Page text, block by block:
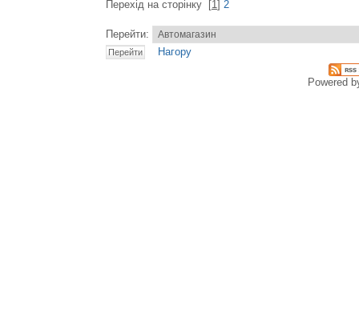
Перехід на сторінку [1] 2
Перейти:
Нагору
Powered